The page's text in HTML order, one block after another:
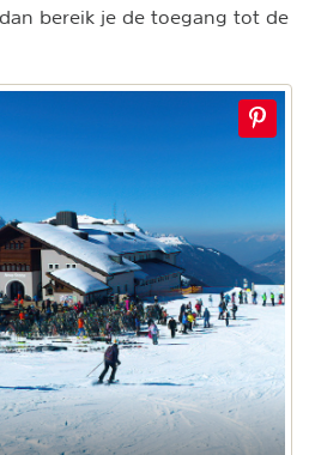
bereik je de toegang tot de